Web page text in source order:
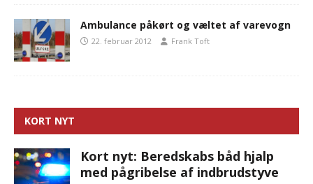
Ambulance påkørt og væltet af varevogn
22. februar 2012 Frank Toft
KORT NYT
Kort nyt: Beredskabs båd hjalp
med pågribelse af indbrudstyve